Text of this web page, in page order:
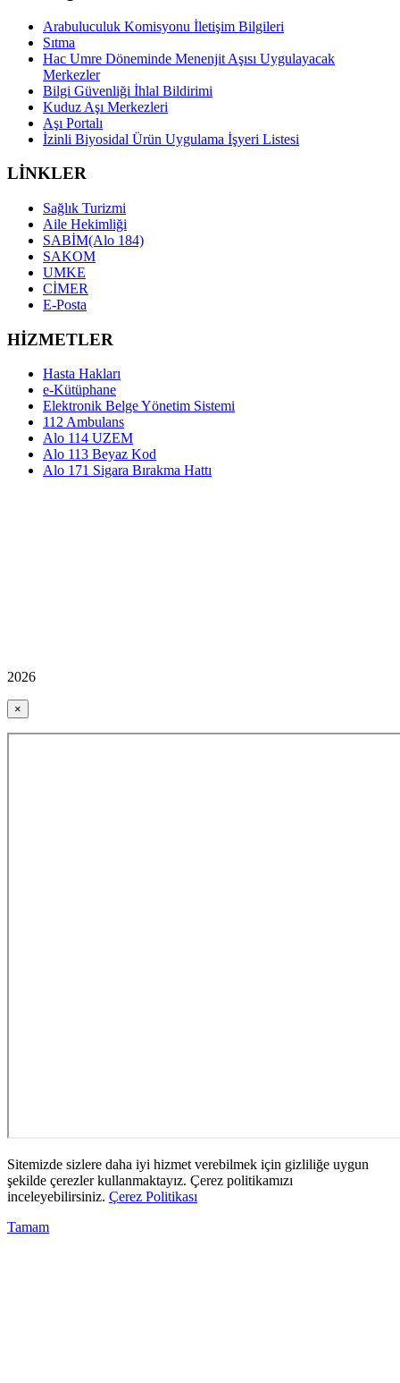
Arabuluculuk Komisyonu İletişim Bilgileri
Sıtma
Hac Umre Döneminde Menenjit Aşısı Uygulayacak
Merkezler
Bilgi Güvenliği İhlal Bildirimi
Kuduz Aşı Merkezleri
Aşı Portalı
İzinli Biyosidal Ürün Uygulama İşyeri Listesi
LİNKLER
Sağlık Turizmi
Aile Hekimliği
SABİM(Alo 184)
SAKOM
UMKE
CİMER
E-Posta
HİZMETLER
Hasta Hakları
e-Kütüphane
Elektronik Belge Yönetim Sistemi
112 Ambulans
Alo 114 UZEM
Alo 113 Beyaz Kod
Alo 171 Sigara Bırakma Hattı
2026
×
Sitemizde sizlere daha iyi hizmet verebilmek için gizliliğe uygun
şekilde çerezler kullanmaktayız. Çerez politikamızı
inceleyebilirsiniz. Çerez Politikası
Tamam